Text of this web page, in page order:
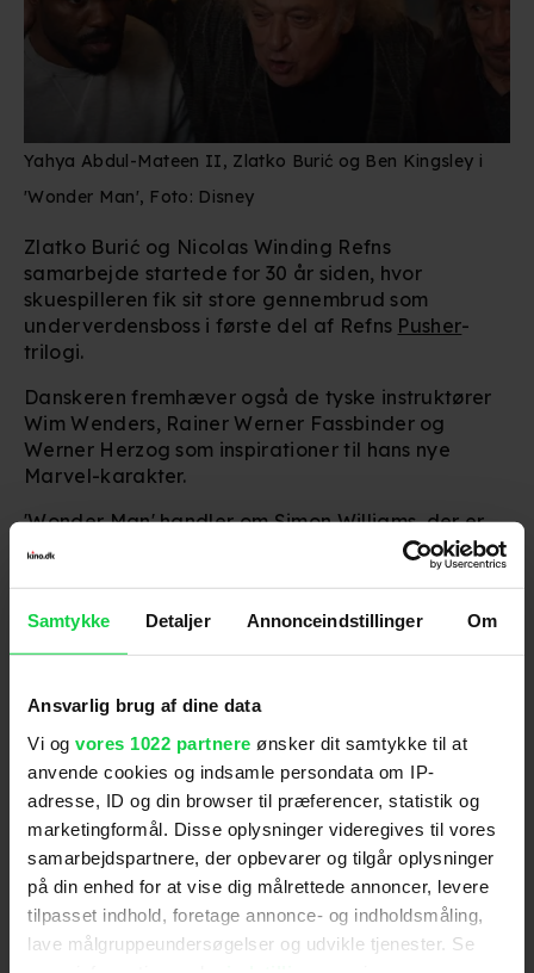
Samtykke Detaljer Annonceindstillinger Om
Ansvarlig brug af dine data
Vi og vores 1022 partnere ønsker dit samtykke til at
anvende cookies og indsamle persondata om IP-
adresse, ID og din browser til præferencer, statistik og
marketingformål. Disse oplysninger videregives til vores
samarbejdspartnere, der opbevarer og tilgår oplysninger
på din enhed for at vise dig målrettede annoncer, levere
tilpasset indhold, foretage annonce- og indholdsmåling,
lave målgruppeundersøgelser og udvikle tjenester. Se
Yahya Abdul-Mateen II, Zlatko Burić og Ben Kingsley i
'Wonder Man', Foto: Disney
Zlatko Burić og Nicolas Winding Refns
samarbejde startede for 30 år siden, hvor
skuespilleren fik sit store gennembrud som
underverdensboss i første del af Refns Pusher-
trilogi.
Danskeren fremhæver også de tyske instruktører
Wim Wenders, Rainer Werner Fassbinder og
Werner Herzog som inspirationer til hans nye
Marvel-karakter.
'Wonder Man' handler omSimon Williams, der er
en hårdt presset Hollywood-skuespiller. Tingene
tager en dramatisk drejning, da han opdager, at
ligger ham meget nært – nemlig 'Wonder Man'.
hovedrollen. Problemet er bare, at Hollywood ikke
superkræfter.
I hovedrollen som Simon Williams ses Yahya
Abdul-Mateen IIover forBen Kingsley, der
vender tilbage i rollen som Trevor Slattery, som
tidligere har medvirket i
Iron Man 3
Shang-Chi
and the Legend of the Ten Rings
Alle otte afsnit af 'Wonder Man' kan ses på Disney+